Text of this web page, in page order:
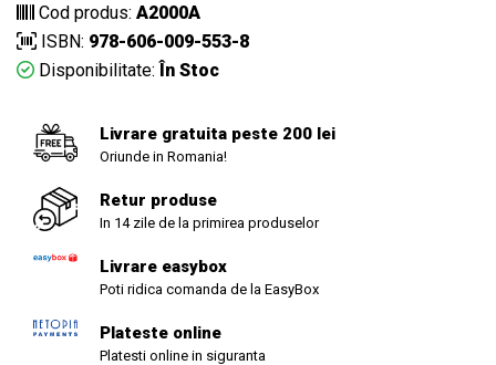
Cod produs: A2000A
ISBN: 978-606-009-553-8
Disponibilitate: În Stoc
Livrare gratuita peste 200 lei
Oriunde in Romania!
Retur produse
In 14 zile de la primirea produselor
Livrare easybox
Poti ridica comanda de la EasyBox
Plateste online
Platesti online in siguranta